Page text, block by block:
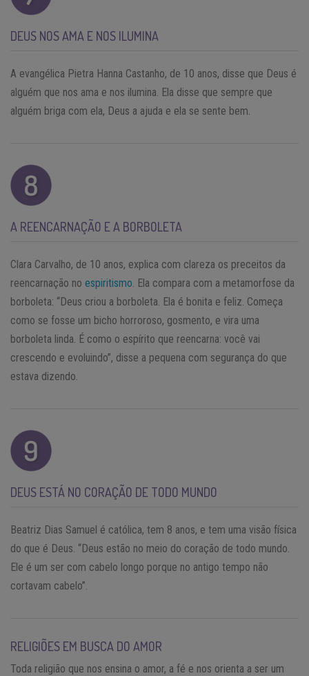
DEUS NOS AMA E NOS ILUMINA
A evangélica Pietra Hanna Castanho, de 10 anos, disse que Deus é
alguém que nos ama e nos ilumina. Ela disse que sempre que
alguém briga com ela, Deus a ajuda e ela se sente bem.
A REENCARNAÇÃO E A BORBOLETA
Clara Carvalho, de 10 anos, explica com clareza os preceitos da
reencarnação no espiritismo . Ela compara com a metamorfose da
borboleta: “Deus criou a borboleta. Ela é bonita e feliz. Começa
como se fosse um bicho horroroso, gosmento, e vira uma
borboleta linda. É como o espírito que reencarna: você vai
crescendo e evoluindo”, disse a pequena com segurança do que
estava dizendo.
DEUS ESTÁ NO CORAÇÃO DE TODO MUNDO
Beatriz Dias Samuel é católica, tem 8 anos, e tem uma visão física
do que é Deus. “Deus estão no meio do coração de todo mundo.
Ele é um ser com cabelo longo porque no antigo tempo não
cortavam cabelo”.
RELIGIÕES EM BUSCA DO AMOR
Toda religião que nos ensina o amor, a fé e nos orienta a ser um